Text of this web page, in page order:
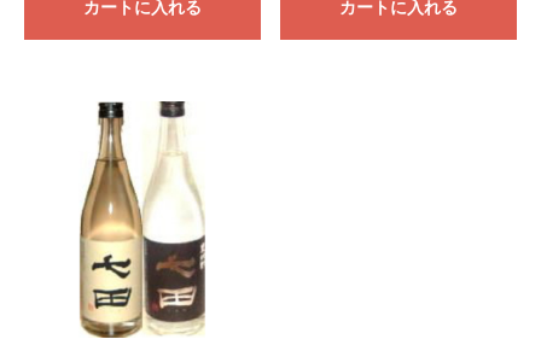
カートに入れる カートに入れる